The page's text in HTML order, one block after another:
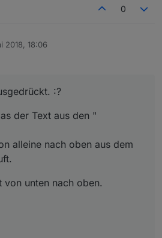
0
2018, 18:06
:?
der Text aus den "
alleine nach oben aus dem
unten nach oben.